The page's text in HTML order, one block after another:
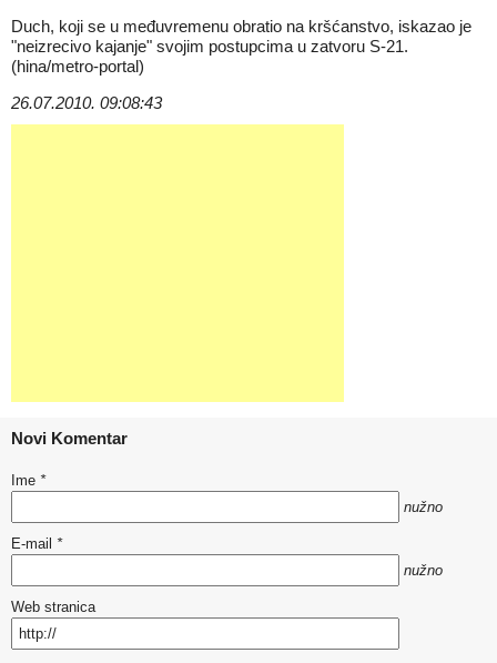
Duch, koji se u međuvremenu obratio na kršćanstvo, iskazao je
"neizrecivo kajanje" svojim postupcima u zatvoru S-21.
(hina/metro-portal)
26.07.2010. 09:08:43
Novi Komentar
Ime *
nužno
E-mail *
nužno
Web stranica